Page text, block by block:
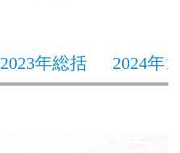
2023年総括 2024年1